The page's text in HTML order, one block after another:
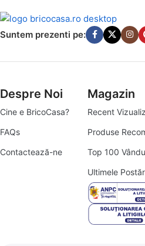
Suntem prezenti pe:
Despre Noi
Cine e BricoCasa?
FAQs
Contactează-ne
Magazin
Recent
Produse
Top 100
Ultimele